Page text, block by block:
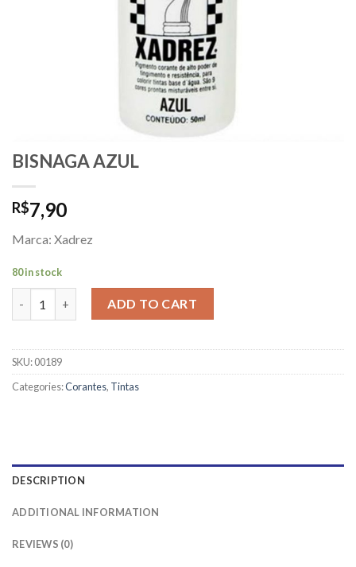
BISNAGA AZUL
R$7,90
Marca: Xadrez
80 in stock
ADD TO CART
SKU:00189
Categories:Corantes, Tintas
DESCRIPTION
ADDITIONAL INFORMATION
REVIEWS (0)